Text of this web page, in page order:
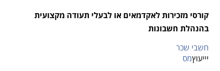
קורסי מזכירות לאקדמאים או לבעלי תעודה מקצועית
בהנהלת חשבונות
חשבי שכר
יייעוץמס